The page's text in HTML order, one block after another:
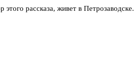
этого рассказа, живет в Петрозаводске.